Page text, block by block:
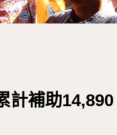
計補助14,890